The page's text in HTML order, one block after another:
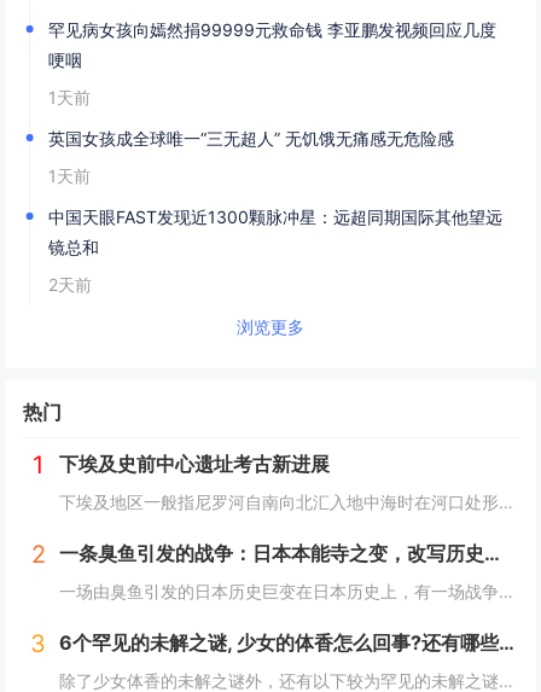
罕见病女孩向嫣然捐99999元救命钱 李亚鹏发视频回应几度
哽咽
1天前
英国女孩成全球唯一“三无超人” 无饥饿无痛感无危险感
1天前
中国天眼FAST发现近1300颗脉冲星：远超同期国际其他望远
镜总和
2天前
浏览更多
热门
1 下埃及史前中心遗址考古新进展
下埃及地区一般指尼罗河自南向北汇入地中海时在河口处形成的冲积平原地带，即尼罗河三角洲地区，与之相对应的是尼罗河河谷地带的上埃及地区。下埃及水系发达，水网密布，自史前时期就已有人类在此活动。然而，三角洲地区的地下水位较高，不利于地下文物的保存...
2 一条臭鱼引发的战争：日本本能寺之变，改写历史的诡异之战？
一场由臭鱼引发的日本历史巨变在日本历史上，有一场战争因其离奇的起因而备受瞩目，这便是1582年的本能寺之变。这场战争不仅彻底改变了日本的命运，更因其起因——一条臭鱼，而显得尤为诡异。当时，日本正处于战国时代，各大诸侯势力割据一方。而织田信长...
3 6个罕见的未解之谜, 少女的体香怎么回事?还有哪些？
除了少女体香的未解之谜外，还有以下较为罕见的未解之谜：1. **人体自燃现象**：在某些情况下，人体会莫名其妙地起火燃烧，而且火势凶猛，受害者往往在短时间内被严重烧伤甚至死亡。这种现象极其罕见且令人费解，因为人体本身通常不具备自燃的条件。一...